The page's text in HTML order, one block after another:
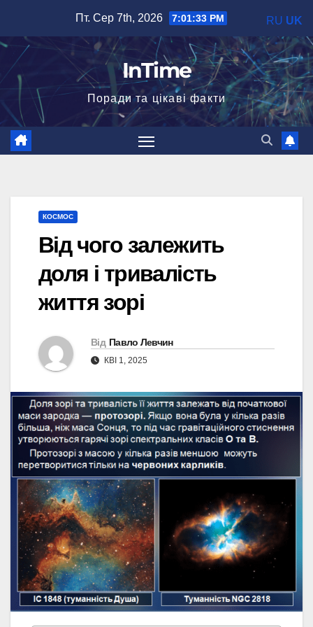
вмісту
Пт. Сер 7th, 2026 7:01:34 PM
InTime
Поради та цікаві факти
КОСМОС
Від чого залежить
доля і тривалість
життя зорі
Від Павло Левчин
КВІ 1, 2025
RU UK